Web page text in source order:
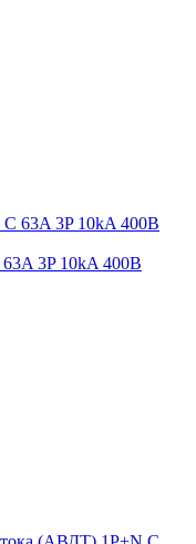
3P 10kA 400В